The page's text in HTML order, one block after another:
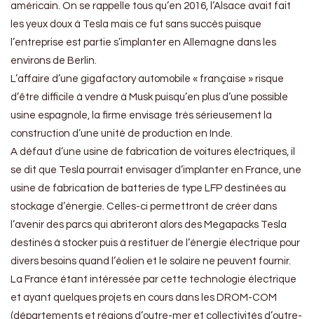
américain. On se rappelle tous qu’en 2016, l’Alsace avait fait
les yeux doux à Tesla mais ce fut sans succès puisque
l’entreprise est partie s’implanter en Allemagne dans les
environs de Berlin.
L’affaire d’une gigafactory automobile « française » risque
d’être difficile à vendre à Musk puisqu’en plus d’une possible
usine espagnole, la firme envisage très sérieusement la
construction d’une unité de production en Inde.
A défaut d’une usine de fabrication de voitures électriques, il
se dit que Tesla pourrait envisager d’implanter en France, une
usine de fabrication de batteries de type LFP destinées au
stockage d’énergie. Celles-ci permettront de créer dans
l’avenir des parcs qui abriteront alors des Megapacks Tesla
destinés à stocker puis à restituer de l’énergie électrique pour
divers besoins quand l’éolien et le solaire ne peuvent fournir.
La France étant intéressée par cette technologie électrique
et ayant quelques projets en cours dans les DROM-COM
(départements et régions d’outre-mer et collectivités d’outre-